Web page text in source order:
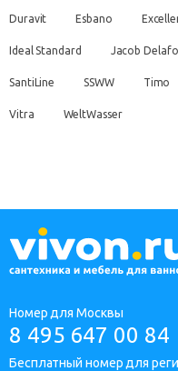
Duravit Esbano
Ideal Standard Jacob
SantiLine SSWW Timo
Vitra WeltWasser
Номер для Москвы
8 495 647 00 84
Бесплатный номер для